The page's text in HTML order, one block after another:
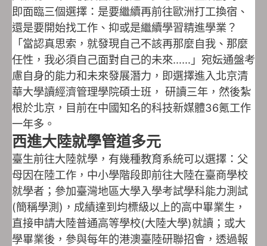
即面臨三個選擇：是要繼續再前往歐洲打工換宿、
還是要開始找工作、抑或是繼續學習精進學業？
「當認真思索，就發現自己不該再那麼自我、那麼
任性，我必須自己面對自己的未來……」宛妘通盤考
慮自身的能力和未來發展潛力，即選擇進入北京清
華大學讀經濟管理學院碩士班， 研讀三年，然後紮
根於北京，目前在中國知名的科技新媒體36氪工作
一年多。
西進大陸就學管道多元
臺生前往大陸就學，有幾種教育系統可以選擇：父
母因在陸工作，中小學階段即前往大陸在臺商學校
就學者；參加臺灣地區大學入學考試學科能力測試
(簡稱學測)，成績達到均標級以上的高中畢業生，
直接申請大陸普通高等學校(大陸大學)就讀；或大
學畢業後，參與每年的港澳臺陸研聯招會，透過報